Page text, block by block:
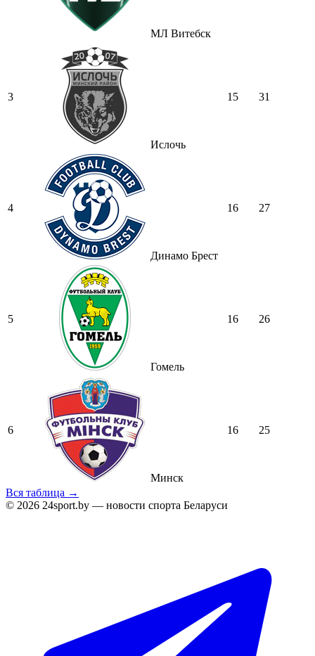
МЛ Витебск
3
Ислочь
15 31
4
Динамо Брест
16 27
5
Гомель
16 26
6
Минск
16 25
Вся таблица →
© 2026 24sport.by — новости спорта Беларуси